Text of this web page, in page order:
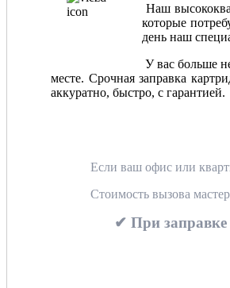
Наш
которые
день наш
У вас больше
месте. Срочная заправка
аккуратно, быстро, с гарантией.
Если ваш офис или
Стоимость вызова
✔ При заправке